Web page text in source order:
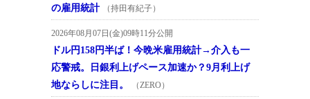
の雇用統計
（持田有紀子）
2026年08月07日(金)09時11分公開
ドル円158円半ば！今晩米雇用統計→介入も一
応警戒。日銀利上げペース加速か？9月利上げ
地ならしに注目。
（ZERO）